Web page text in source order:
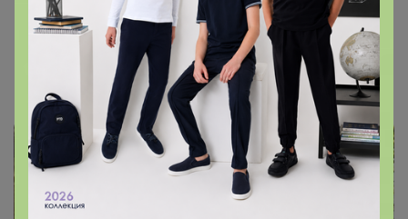
СИМА-LAND. Спорт, отдых, туризм